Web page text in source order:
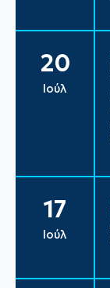
20
Ιούλ
17
Ιούλ